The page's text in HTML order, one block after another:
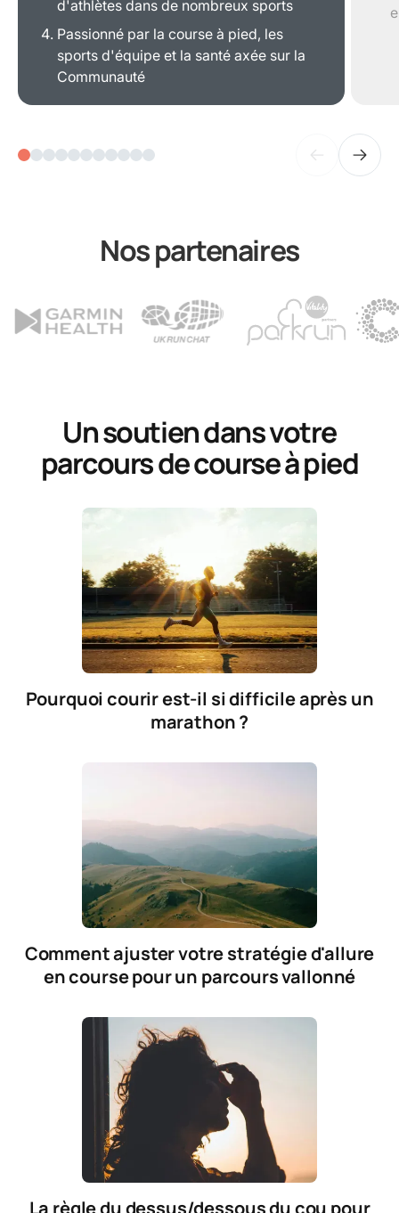
d'athlètes dans de nombreux sports
Passionné par la course à pied, les
sports d'équipe et la santé axée sur la
Communauté
Nos partenaires
Un soutien dans votre
parcours de course à pied
Pourquoi courir est-il si difficile après un
marathon ?
Comment ajuster votre stratégie d'allure
en course pour un parcours vallonné
La règle du dessus/dessous du cou pour